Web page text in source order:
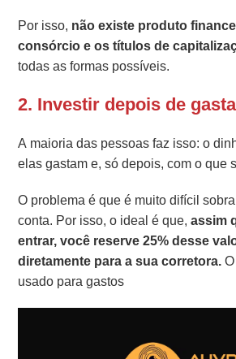
Por isso, não existe produto
consórcio e os títulos de
todas as formas possíveis.
2. Investir depois de
A maioria das pessoas faz isso: o
elas gastam e, só depois, com o que
O problema é que é muito difícil
conta. Por isso, o ideal é que,assim
entrar, você reserve 25% desse
diretamente para a sua corretora.
usado para gastos